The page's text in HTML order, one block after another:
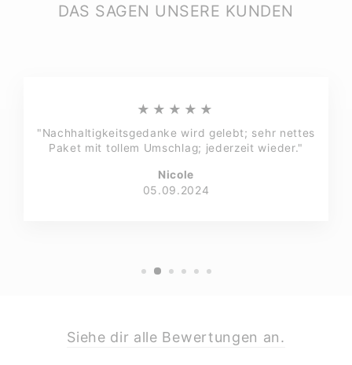
DAS SAGEN UNSERE KUNDEN
★★★★★
"Nachhaltigkeitsgedanke wird gelebt; sehr nettes
Paket mit tollem Umschlag; jederzeit wieder."
Nicole
05.09.2024
Siehe dir alle Bewertungen an.